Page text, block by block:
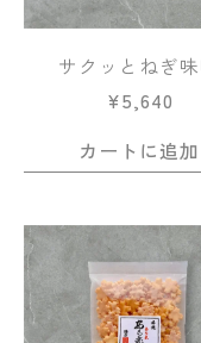
サクッとねぎ
¥5,640
カートに追加